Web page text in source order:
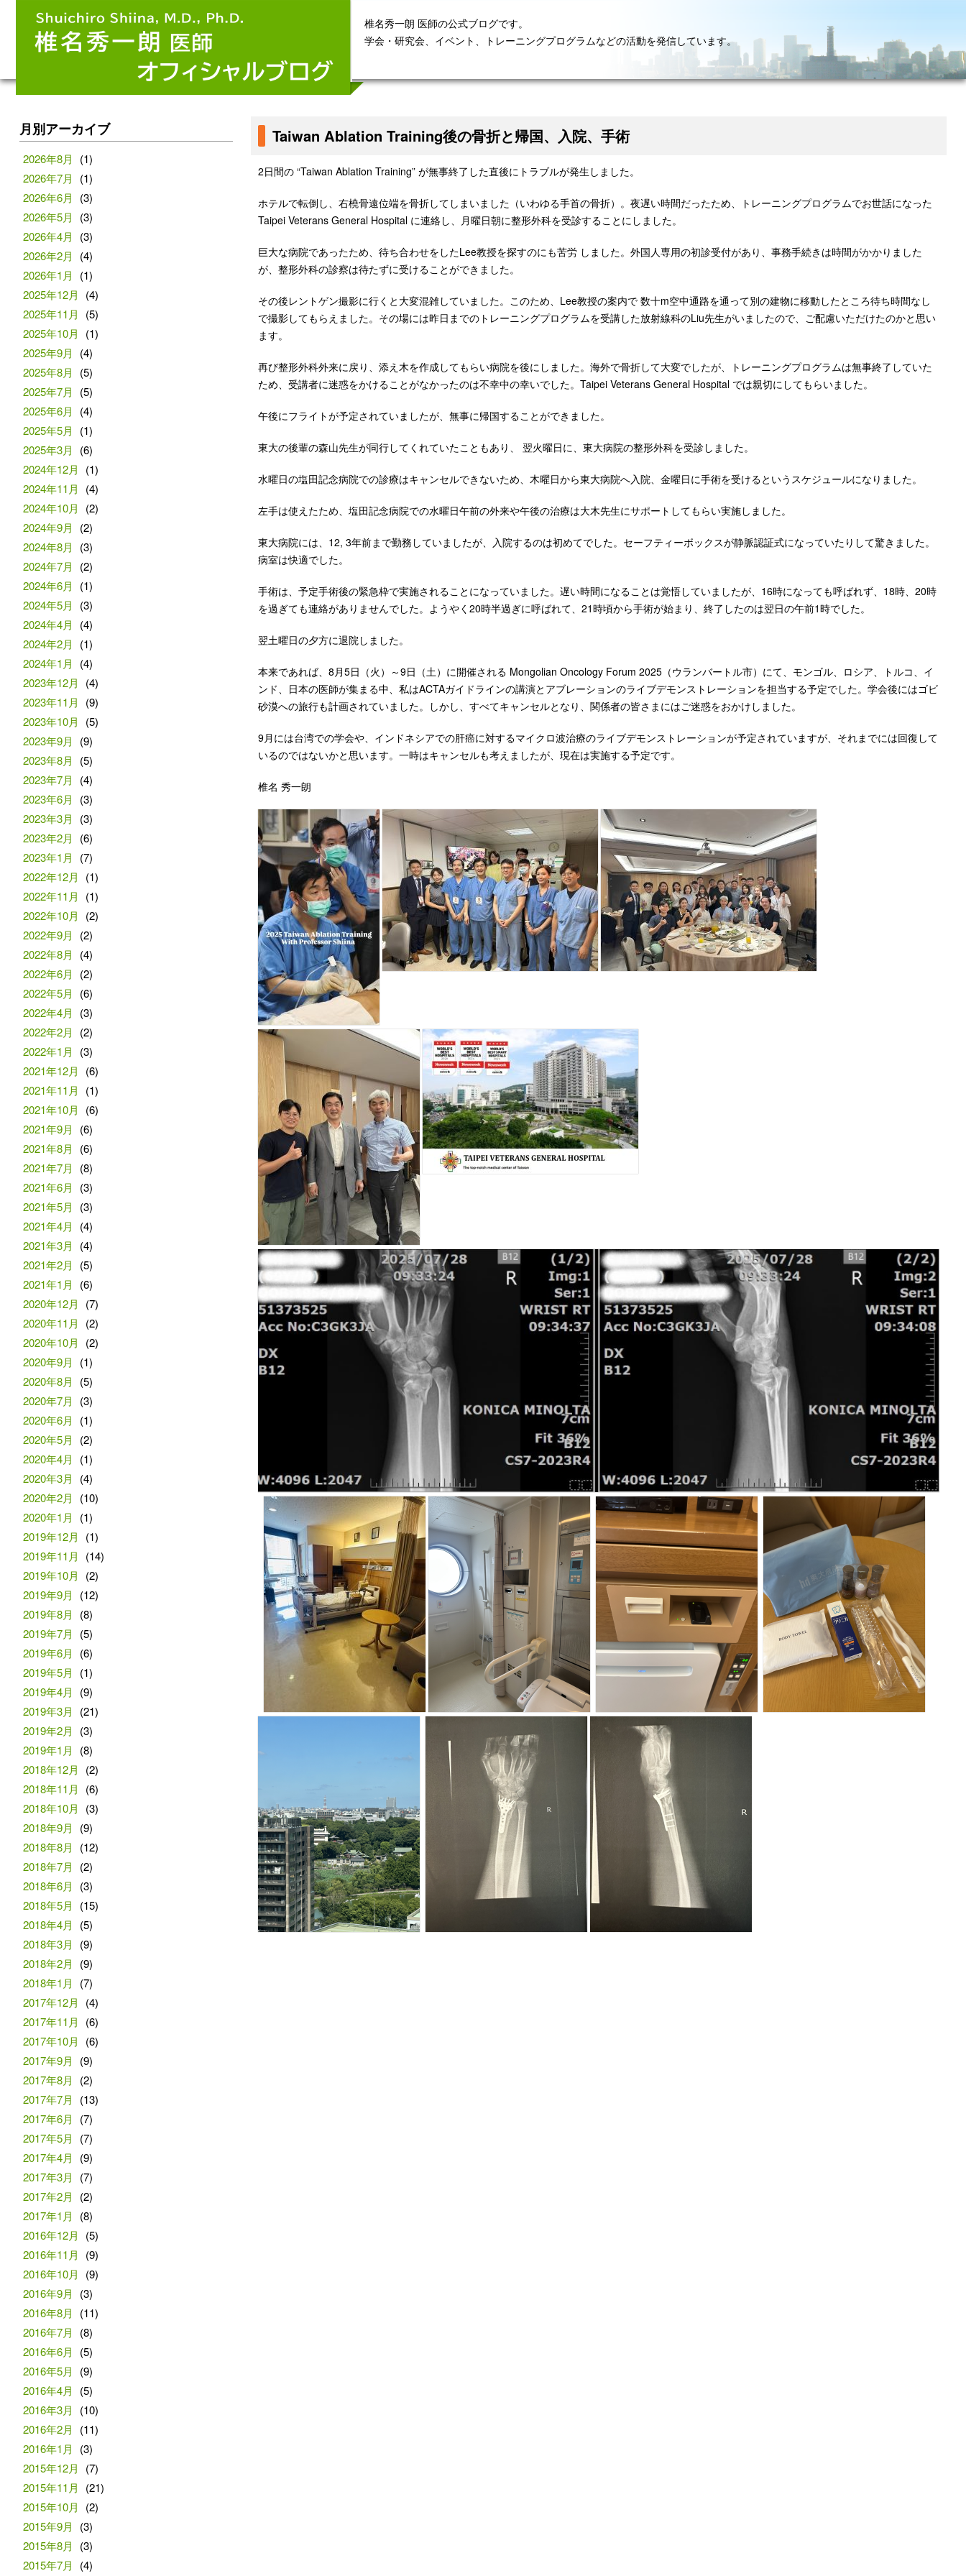
椎名秀一朗 医師の公式ブログです。
学会・研究会、イベント、トレーニングプログラムなどの活動を発信しています。
Taiwan Ablation Training後の骨折と帰国、入院、手術
2日間の “Taiwan Ablation Training” が無事終了した直後にトラブルが発生しました。
ホテルで転倒し、右橈骨遠位端を骨折してしまいました（いわゆる手首の骨折）。夜遅い時間だったため、トレーニングプログラムでお世話になった
Taipei Veterans General Hospital に連絡し、月曜日朝に整形外科を受診することにしました。
巨大な病院であったため、待ち合わせをしたLee教授を探すのにも苦労 しました。外国人専用の初診受付があり、事務手続きは時間がかかりました
が、整形外科の診察は待たずに受けることができました。
その後レントゲン撮影に行くと大変混雑していました。このため、Lee教授の案内で 数十m空中通路を通って別の建物に移動したところ待ち時間なし
で撮影してもらえました。その場には昨日までのトレーニングプログラムを受講した放射線科のLiu先生がいましたので、ご配慮いただけたのかと思い
ます。
再び整形外科外来に戻り、添え木を作成してもらい病院を後にしました。海外で骨折して大変でしたが、トレーニングプログラムは無事終了していた
ため、受講者に迷惑をかけることがなかったのは不幸中の幸いでした。Taipei Veterans General Hospital では親切にしてもらいました。
午後にフライトが予定されていましたが、無事に帰国することができました。
東大の後輩の森山先生が同行してくれていたこともあり、 翌火曜日に、東大病院の整形外科を受診しました。
水曜日の塩田記念病院での診療はキャンセルできないため、木曜日から東大病院へ入院、金曜日に手術を受けるというスケジュールになりました。
左手は使えたため、塩田記念病院での水曜日午前の外来や午後の治療は大木先生にサポートしてもらい実施しました。
東大病院には、12, 3年前まで勤務していましたが、入院するのは初めてでした。セーフティーボックスが静脈認証式になっていたりして驚きました。
病室は快適でした。
手術は、予定手術後の緊急枠で実施されることになっていました。遅い時間になることは覚悟していましたが、16時になっても呼ばれず、18時、20時
を過ぎても連絡がありませんでした。ようやく20時半過ぎに呼ばれて、21時頃から手術が始まり、終了したのは翌日の午前1時でした。
翌土曜日の夕方に退院しました。
本来であれば、8月5日（火）～9日（土）に開催される Mongolian Oncology Forum 2025（ウランバートル市）にて、モンゴル、ロシア、トルコ、イ
ンド、日本の医師が集まる中、私はACTAガイドラインの講演とアブレーションのライブデモンストレーションを担当する予定でした。学会後にはゴビ
砂漠への旅行も計画されていました。しかし、すべてキャンセルとなり、関係者の皆さまにはご迷惑をおかけしました。
9月には台湾での学会や、インドネシアでの肝癌に対するマイクロ波治療のライブデモンストレーションが予定されていますが、それまでには回復して
いるのではないかと思います。一時はキャンセルも考えましたが、現在は実施する予定です。
椎名 秀一朗
月別アーカイブ
2026年8月
(1)
2026年7月
(1)
2026年6月
(3)
2026年5月
(3)
2026年4月
(3)
2026年2月
(4)
2026年1月
(1)
2025年12月
(4)
2025年11月
(5)
2025年10月
(1)
2025年9月
(4)
2025年8月
(5)
2025年7月
(5)
2025年6月
(4)
2025年5月
(1)
2025年3月
(6)
2024年12月
(1)
2024年11月
(4)
2024年10月
(2)
2024年9月
(2)
2024年8月
(3)
2024年7月
(2)
2024年6月
(1)
2024年5月
(3)
2024年4月
(4)
2024年2月
(1)
2024年1月
(4)
2023年12月
(4)
2023年11月
(9)
2023年10月
(5)
2023年9月
(9)
2023年8月
(5)
2023年7月
(4)
2023年6月
(3)
2023年3月
(3)
2023年2月
(6)
2023年1月
(7)
2022年12月
(1)
2022年11月
(1)
2022年10月
(2)
2022年9月
(2)
2022年8月
(4)
2022年6月
(2)
2022年5月
(6)
2022年4月
(3)
2022年2月
(2)
2022年1月
(3)
2021年12月
(6)
2021年11月
(1)
2021年10月
(6)
2021年9月
(6)
2021年8月
(6)
2021年7月
(8)
2021年6月
(3)
2021年5月
(3)
2021年4月
(4)
2021年3月
(4)
2021年2月
(5)
2021年1月
(6)
2020年12月
(7)
2020年11月
(2)
2020年10月
(2)
2020年9月
(1)
2020年8月
(5)
2020年7月
(3)
2020年6月
(1)
2020年5月
(2)
2020年4月
(1)
2020年3月
(4)
2020年2月
(10)
2020年1月
(1)
2019年12月
(1)
2019年11月
(14)
2019年10月
(2)
2019年9月
(12)
2019年8月
(8)
2019年7月
(5)
2019年6月
(6)
2019年5月
(1)
2019年4月
(9)
2019年3月
(21)
2019年2月
(3)
2019年1月
(8)
2018年12月
(2)
2018年11月
(6)
2018年10月
(3)
2018年9月
(9)
2018年8月
(12)
2018年7月
(2)
2018年6月
(3)
2018年5月
(15)
2018年4月
(5)
2018年3月
(9)
2018年2月
(9)
2018年1月
(7)
2017年12月
(4)
2017年11月
(6)
2017年10月
(6)
2017年9月
(9)
2017年8月
(2)
2017年7月
(13)
2017年6月
(7)
2017年5月
(7)
2017年4月
(9)
2017年3月
(7)
2017年2月
(2)
2017年1月
(8)
2016年12月
(5)
2016年11月
(9)
2016年10月
(9)
2016年9月
(3)
2016年8月
(11)
2016年7月
(8)
2016年6月
(5)
2016年5月
(9)
2016年4月
(5)
2016年3月
(10)
2016年2月
(11)
2016年1月
(3)
2015年12月
(7)
2015年11月
(21)
2015年10月
(2)
2015年9月
(3)
2015年8月
(3)
2015年7月
(4)